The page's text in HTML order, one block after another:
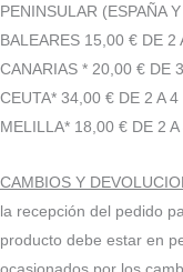
PENINSULAR (ESPAÑA
BALEARES 15,00 € DE 2
CANARIAS * 20,00 € DE
CEUTA* 34,00 € DE 2 A 4
MELILLA* 18,00 € DE 2 A
CAMBIOS Y
la recepción del pedido
producto debe estar en